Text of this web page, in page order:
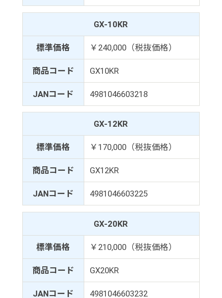
GX-10KR
標準価格 ￥240,000（税抜価格）
商品コード GX10KR
JANコード 4981046603218
GX-12KR
標準価格 ￥170,000（税抜価格）
商品コード GX12KR
JANコード 4981046603225
GX-20KR
標準価格 ￥210,000（税抜価格）
商品コード GX20KR
JANコード 4981046603232